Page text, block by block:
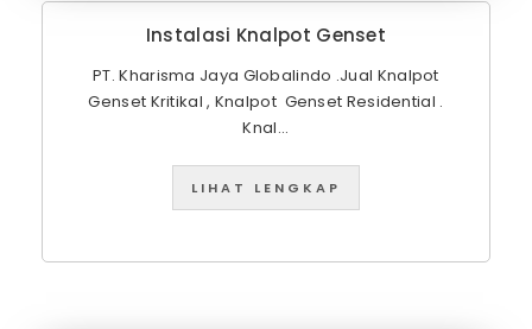
Instalasi Knalpot Genset
PT. Kharisma Jaya Globalindo .Jual Knalpot
Genset Kritikal , Knalpot Genset Residential .
Knal...
LIHAT LENGKAP